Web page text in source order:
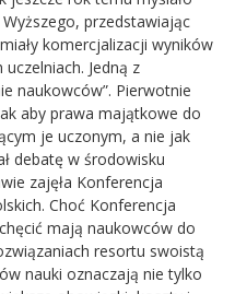
przedstawiając
komercjalizacji wyników
Jedną z
naukowców”. Pierwotnie
aby prawa majątkowe do
je uczonym, a nie jak
debatę w środowisku
zajęła Konferencja
Choć Konferencja
mają naukowców do
resortu swoistą
nauki oznaczają nie tylko